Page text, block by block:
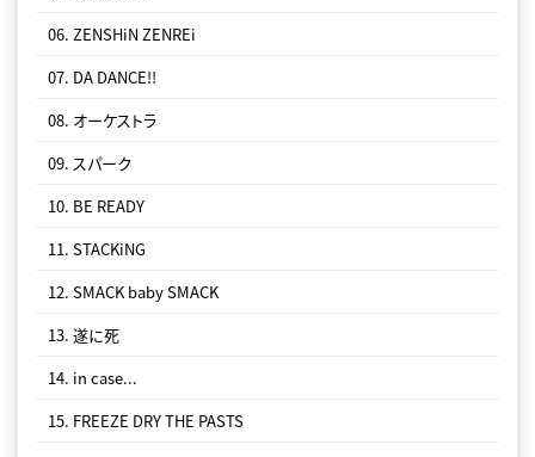
06. ZENSHiN ZENREi
07. DA DANCE!!
08. オーケストラ
09. スパーク
10. BE READY
11. STACKiNG
12. SMACK baby SMACK
13. 遂に死
14. in case...
15. FREEZE DRY THE PASTS